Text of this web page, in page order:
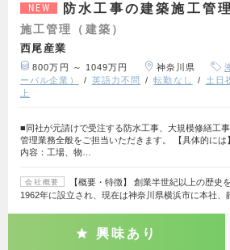
NEW 防水工事の建築施工管理
施工管理（建築）
西尾産業
800万円 ～ 1049万円 神奈川県
ーバル企業）
英語力不問 転勤なし 土日
上
■同社が元請けで受注する防水工事、大規模修繕工
管理業務全般をご担当いただきます。 【具体的には
内容：工場、物…
会社概要
【概要・特徴】 創業半世紀以上の歴史
1962年に設立され、現在は神奈川県横浜市に本社
興味あり